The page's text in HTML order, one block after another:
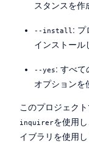
スタンスを作
--install: プ
インストール
--yes: すべて
オプションを
このプロジェク
inquirerを使用
イブラリを使用